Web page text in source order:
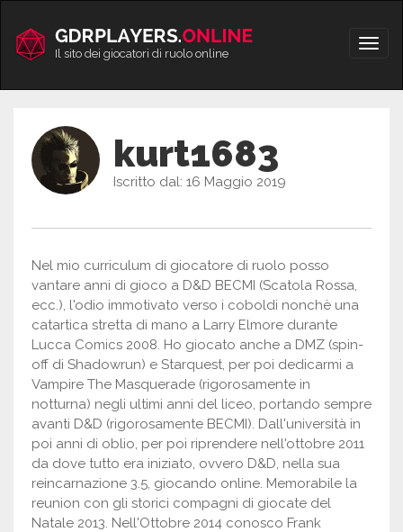
contenuto
Apri/
Il sito dei giocatori di ruolo online
kurt1683
Iscritto dal: 16 Maggio 2019
Nel mio curriculum di giocatore di ruolo posso
vantare anni di gioco a D&D BECMI (Scatola Rossa,
ecc.), l'odio immotivato verso i coboldi nonchè una
catartica stretta di mano a Larry Elmore durante
Lucca Comics 2008. Ho giocato anche a DMZ (spin-
off di Shadowrun) e Starquest, per poi dedicarmi a
Vampire The Masquerade (rigorosamente in
notturna) negli ultimi anni del liceo, portando sempre
avanti D&D (rigorosamente BECMI). Dall'università in
poi anni di oblio, per poi riprendere nell'ottobre 2011
da dove tutto era iniziato, ovvero D&D, nella sua
reincarnazione 3.5, giocando online. Memorabile la
reunion con gli storici compagni di giocate del
Natale 2013. Nell'Ottobre 2014 conosco Frank